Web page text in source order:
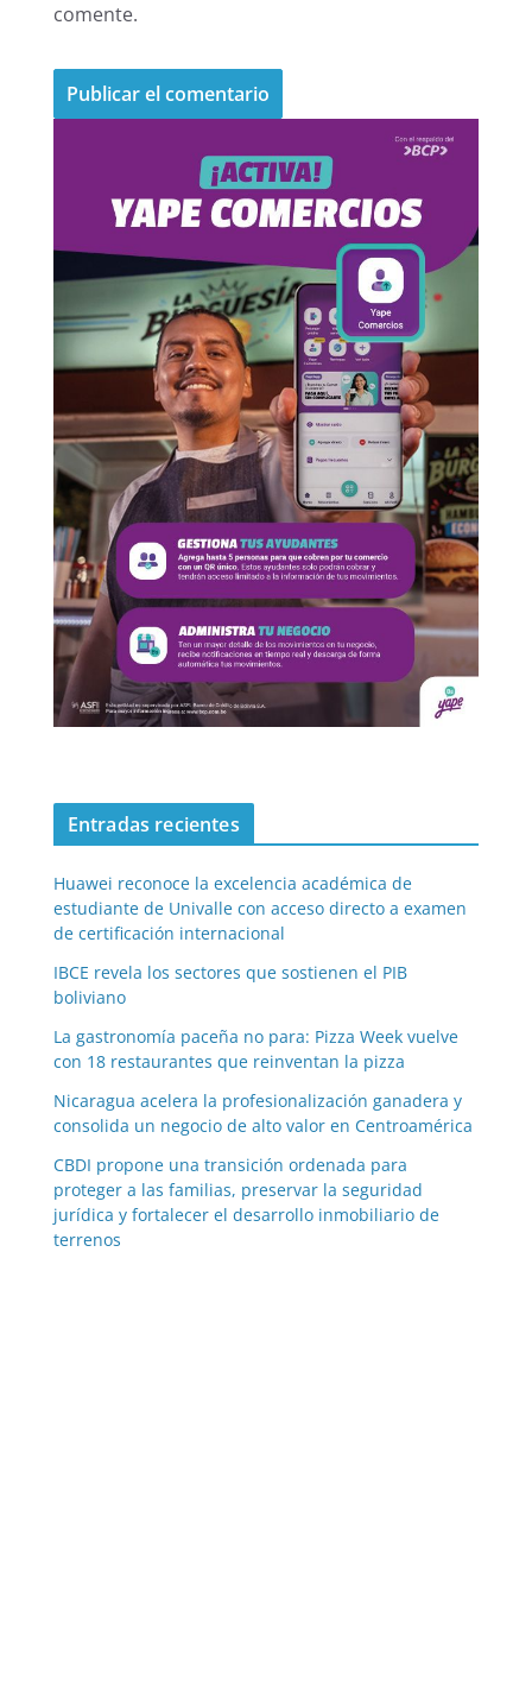
comente.
Entradas recientes
Huawei reconoce la excelencia académica de
estudiante de Univalle con acceso directo a examen
de certificación internacional
IBCE revela los sectores que sostienen el PIB
boliviano
La gastronomía paceña no para: Pizza Week vuelve
con 18 restaurantes que reinventan la pizza
Nicaragua acelera la profesionalización ganadera y
consolida un negocio de alto valor en Centroamérica
CBDI propone una transición ordenada para
proteger a las familias, preservar la seguridad
jurídica y fortalecer el desarrollo inmobiliario de
terrenos